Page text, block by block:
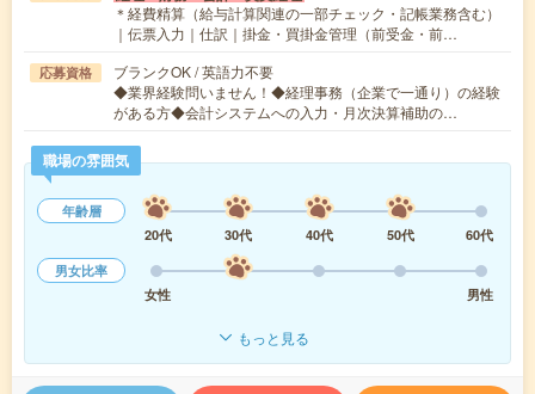
＊経費精算（給与計算関連の一部チェック・記帳業務含む）
｜伝票入力｜仕訳｜掛金・買掛金管理（前受金・前…
応募資格
ブランクOK / 英語力不要
◆業界経験問いません！◆経理事務（企業で一通り）の経験
がある方◆会計システムへの入力・月次決算補助の…
職場の雰囲気
年齢層
20代
30代 40代 50代
60代
男女比率
女性
男性
もっと見る